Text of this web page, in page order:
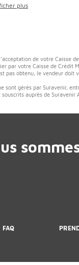
de votre Caisse
votre Caisse de Crédit
pas obtenu, le vendeur doit
gérés par Suravenir,
auprès de Suravenir
FAQ